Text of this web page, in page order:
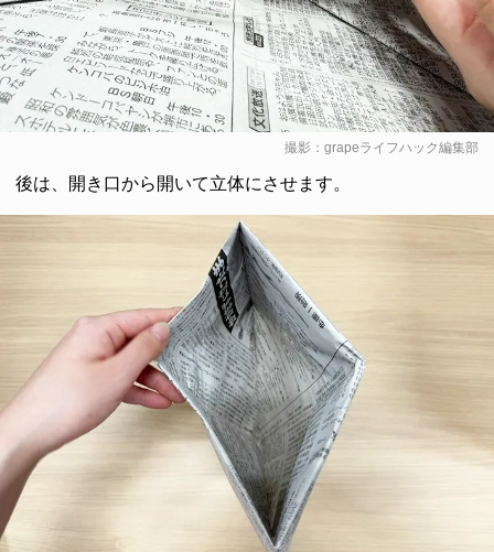
撮影：grapeライフハック編集部
後は、開き口から開いて立体にさせます。